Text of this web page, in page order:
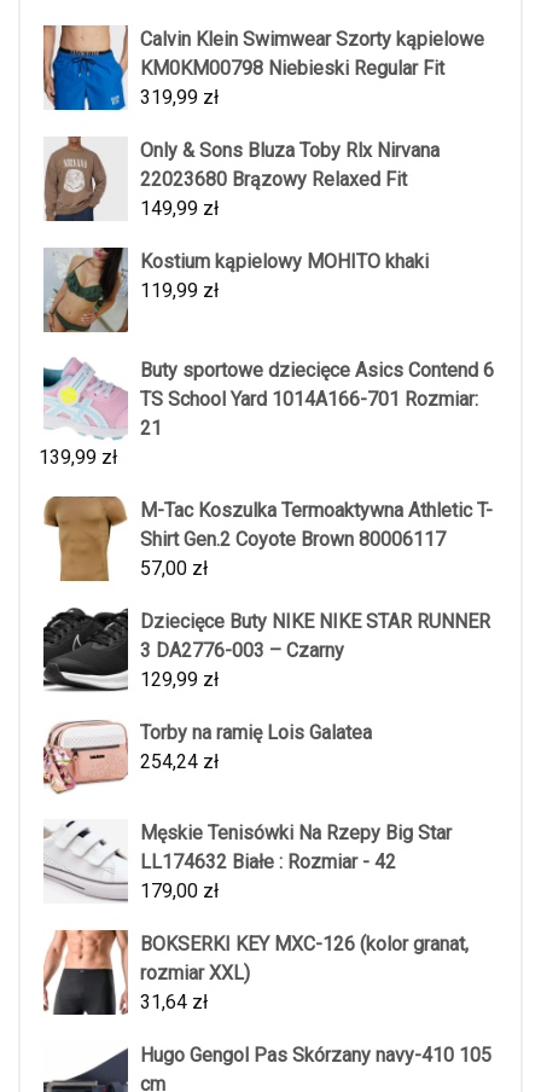
Calvin Klein Swimwear Szorty kąpielowe
KM0KM00798 Niebieski Regular Fit
319,99 zł
Only & Sons Bluza Toby Rlx Nirvana
22023680 Brązowy Relaxed Fit
149,99 zł
Kostium kąpielowy MOHITO khaki
119,99 zł
Buty sportowe dziecięce Asics Contend 6
TS School Yard 1014A166-701 Rozmiar:
21
139,99 zł
M-Tac Koszulka Termoaktywna Athletic T-
Shirt Gen.2 Coyote Brown 80006117
57,00 zł
Dziecięce Buty NIKE NIKE STAR RUNNER
3 DA2776-003 – Czarny
129,99 zł
Torby na ramię Lois Galatea
254,24 zł
Męskie Tenisówki Na Rzepy Big Star
LL174632 Białe : Rozmiar - 42
179,00 zł
BOKSERKI KEY MXC-126 (kolor granat,
rozmiar XXL)
31,64 zł
Hugo Gengol Pas Skórzany navy-410 105
cm